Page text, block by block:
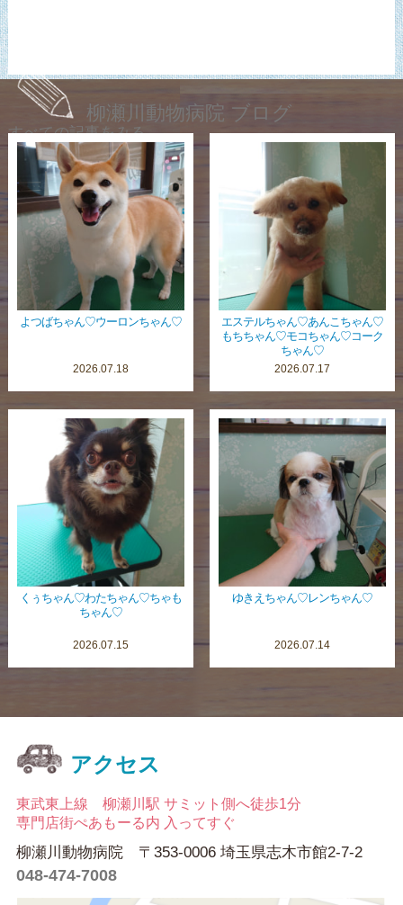
柳瀬川動物病院 ブログ
すべての記事をみる
よつばちゃん♡ウーロンちゃん♡
2026.07.18
エステルちゃん♡あんこちゃん♡
もちちゃん♡モコちゃん♡コーク
ちゃん♡
2026.07.17
くぅちゃん♡わたちゃん♡ちゃも
ちゃん♡
2026.07.15
ゆきえちゃん♡レンちゃん♡
2026.07.14
アクセス
東武東上線 柳瀬川駅 サミット側へ徒歩1分
専門店街ぺあもーる内 入ってすぐ
柳瀬川動物病院 〒353-0006 埼玉県志木市館2-7-2
048-474-7008